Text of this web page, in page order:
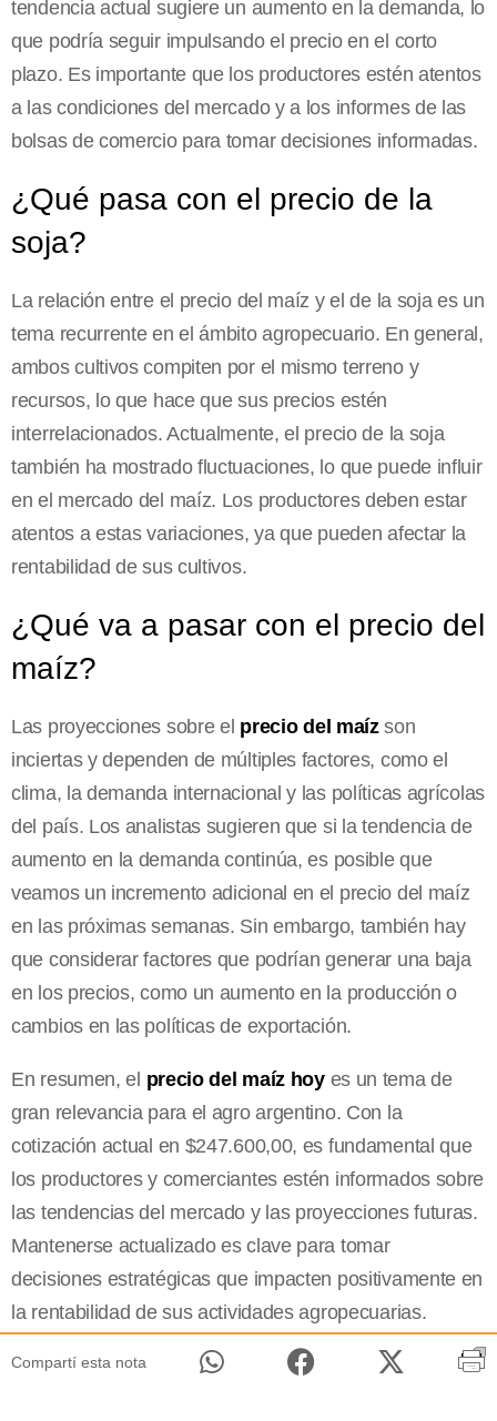
tendencia actual sugiere un aumento en la demanda, lo
que podría seguir impulsando el precio en el corto
plazo. Es importante que los productores estén atentos
a las condiciones del mercado y a los informes de las
bolsas de comercio para tomar decisiones informadas.
¿Qué pasa con el precio de la
soja?
La relación entre el precio del maíz y el de la soja es un
tema recurrente en el ámbito agropecuario. En general,
ambos cultivos compiten por el mismo terreno y
recursos, lo que hace que sus precios estén
interrelacionados. Actualmente, el precio de la soja
también ha mostrado fluctuaciones, lo que puede influir
en el mercado del maíz. Los productores deben estar
atentos a estas variaciones, ya que pueden afectar la
rentabilidad de sus cultivos.
¿Qué va a pasar con el precio del
maíz?
Las proyecciones sobre el precio del maízson
inciertas y dependen de múltiples factores, como el
clima, la demanda internacional y las políticas agrícolas
del país. Los analistas sugieren que si la tendencia de
aumento en la demanda continúa, es posible que
veamos un incremento adicional en el precio del maíz
en las próximas semanas. Sin embargo, también hay
que considerar factores que podrían generar una baja
en los precios, como un aumento en la producción o
cambios en las políticas de exportación.
En resumen, el precio del maíz hoyes un tema de
gran relevancia para el agro argentino. Con la
cotización actual en $247.600,00, es fundamental que
los productores y comerciantes estén informados sobre
las tendencias del mercado y las proyecciones futuras.
Mantenerse actualizado es clave para tomar
decisiones estratégicas que impacten positivamente en
la rentabilidad de sus actividades agropecuarias.
Compartí esta nota